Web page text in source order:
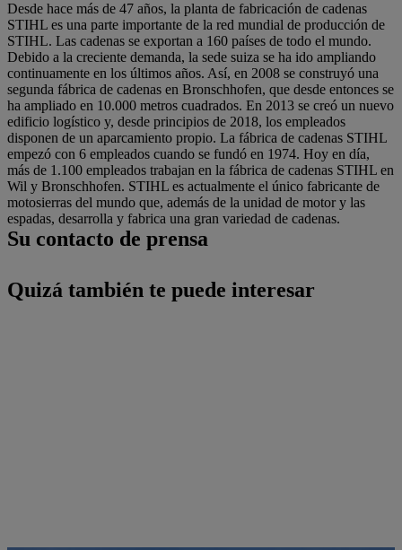
Desde hace más de 47 años, la planta de fabricación de cadenas
STIHL es una parte importante de la red mundial de producción de
STIHL. Las cadenas se exportan a 160 países de todo el mundo.
Debido a la creciente demanda, la sede suiza se ha ido ampliando
continuamente en los últimos años. Así, en 2008 se construyó una
segunda fábrica de cadenas en Bronschhofen, que desde entonces se
ha ampliado en 10.000 metros cuadrados. En 2013 se creó un nuevo
edificio logístico y, desde principios de 2018, los empleados
disponen de un aparcamiento propio. La fábrica de cadenas STIHL
empezó con 6 empleados cuando se fundó en 1974. Hoy en día,
más de 1.100 empleados trabajan en la fábrica de cadenas STIHL en
Wil y Bronschhofen. STIHL es actualmente el único fabricante de
motosierras del mundo que, además de la unidad de motor y las
espadas, desarrolla y fabrica una gran variedad de cadenas.
Su contacto de prensa
Quizá también te puede interesar